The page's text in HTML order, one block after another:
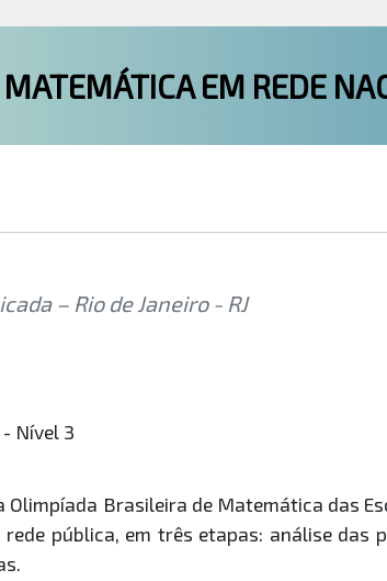
EM REDE
– Rio de Janeiro - RJ
Nível 3
Brasileira de Matemática das
pública, em três etapas: análise das